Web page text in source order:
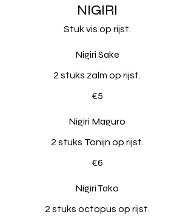
NIGIRI
Stuk vis op rijst.
Nigiri Sake
2 stuks zalm op rijst.
€5
Nigiri Maguro
2 stuks Tonijn op rijst.
€6
Nigiri Tako
2 stuks octopus op rijst.